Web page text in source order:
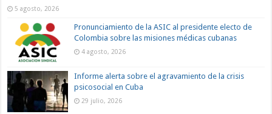
5 agosto, 2026
Pronunciamiento de la ASIC al presidente electo de
Colombia sobre las misiones médicas cubanas
4 agosto, 2026
Informe alerta sobre el agravamiento de la crisis
psicosocial en Cuba
29 julio, 2026